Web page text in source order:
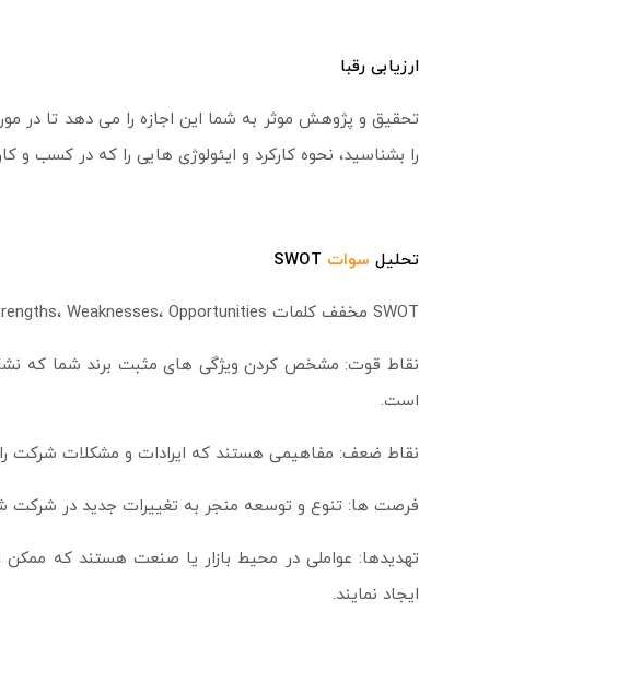
ارزیابی رقبا
تحقیق و پژوهش موثر به شما این اجازه را می دهد تا در
را بشناسید، نحوه کارکرد و ایئولوژی هایی را که در کسب و
تحلیل سوات
SWOT مخفف کلمات Strengths، Weaknesses، Opportunities و Threats می باشد.
نقاط قوت: مشخص کردن ویژگی های مثبت برند شما که
است.
نقاط ضعف: مفاهیمی هستند که ایرادات و مشکلات شرکت
فرصت ها: تنوع و توسعه منجر به تغییرات جدید در
تهدیدها: عواملی در محیط بازار یا صنعت هستند که
ایجاد نمایند.